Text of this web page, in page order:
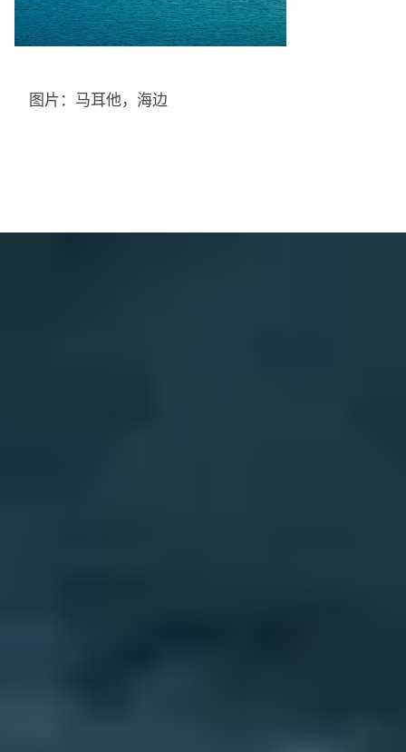
图片：马耳他，海边